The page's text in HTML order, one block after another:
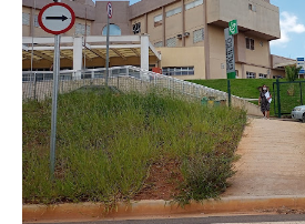
Av - R. Dr. Alfredo
Pagano,